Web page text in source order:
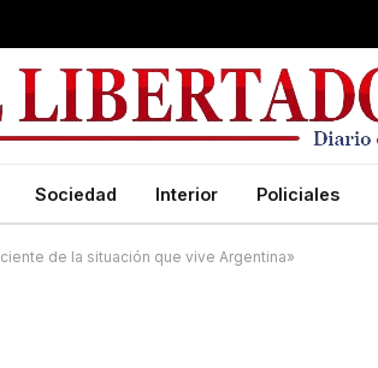
Sociedad Interior Policiales
de la situación que vive Argentina»